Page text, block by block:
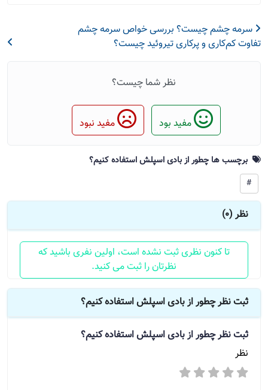
سرمه چشم چیست؟ بررسی خواص سرمه چشم
تفاوت کم‌کاری و پرکاری تیروئید چیست؟
نظر شما چیست؟
مفید بود مفید نبود
برچسب ها چطور از بادی اسپلش استفاده کنیم؟
#
نظر (0)
تا کنون نظری ثبت نشده است، اولین نفری باشید که
نظرتان را ثبت می کنید.
ثبت نظر چطور از بادی اسپلش استفاده کنیم؟
ثبت نظرچطور از بادی اسپلش استفاده کنیم؟
نظر